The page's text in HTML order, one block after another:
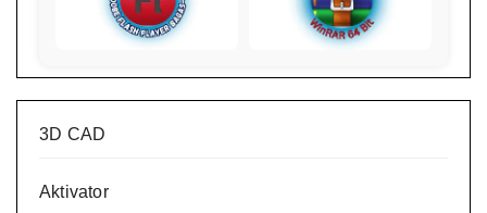
3D CAD
Aktivator